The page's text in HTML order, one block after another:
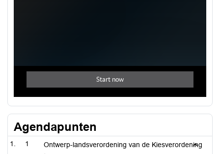
Agendapunten
1
Ontwerp-landsverordening van de Kiesverordening